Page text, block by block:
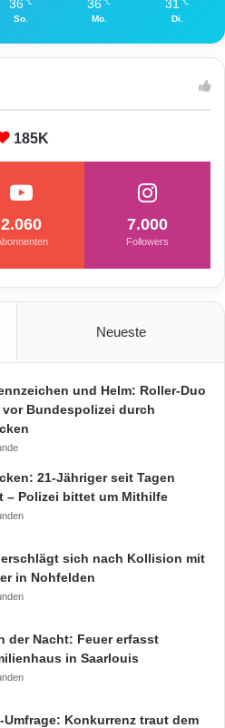
36 ℃
So.
36 ℃
Mo.
31 ℃
Di.
185K
2.060 7.000
Followers
Neueste
und Helm: Roller-Duo
Bundespolizei durch
21-Jähriger seit Tagen
– Polizei bittet um Mithilfe
sich nach Kollision mit
in Nohfelden
der Nacht: Feuer erfasst
in Saarlouis
Umfrage: Konkurrenz traut dem